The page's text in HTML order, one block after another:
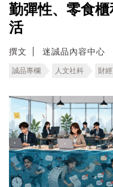
勤彈性、零食
活
撰文 迷誠品內容中心
誠品專欄 人文社科 財